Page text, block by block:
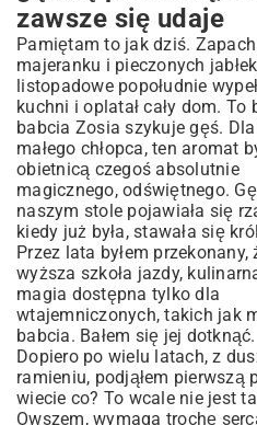
zawsze się udaje
Pamiętam to jak dziś. Zapach
majeranku i pieczonych
listopadowe popołudnie
kuchni i oplatał cały dom. To
babcia Zosia szykuje gęś.
małego chłopca, ten aromat
obietnicą czegoś absolutnie
magicznego, odświętnego.
naszym stole pojawiała się
kiedy już była, stawała się
Przez lata byłem przekonany,
wyższa szkoła jazdy,
magia dostępna tylko dla
wtajemniczonych, takich jak
babcia. Bałem się jej dotknąć.
Dopiero po wielu latach, z
ramieniu, podjąłem pierwszą
wiecie co? To wcale nie jest
Owszem, wymaga trochę